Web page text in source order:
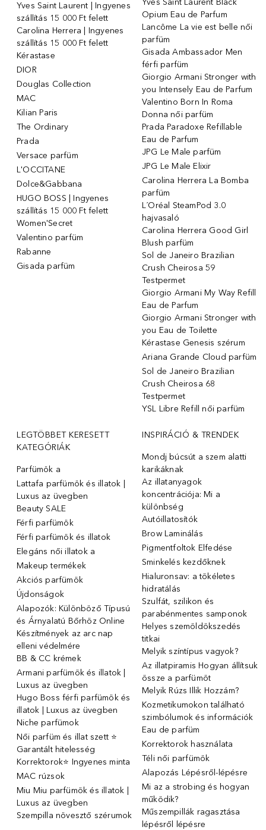
Yves Saint Laurent | Ingyenes
szállítás 15 000 Ft felett
Carolina Herrera | Ingyenes
szállítás 15 000 Ft felett
Kérastase
DIOR
Douglas Collection
MAC
Kilian Paris
The Ordinary
Prada
Versace parfüm
L'OCCITANE
Dolce&Gabbana
HUGO BOSS | Ingyenes
szállítás 15 000 Ft felett
Women'Secret
Valentino parfüm
Rabanne
Gisada parfüm
Yves Saint Laurent Black
Opium Eau de Parfum
Lancôme La vie est belle női
parfüm
Gisada Ambassador Men
férfi parfüm
Giorgio Armani Stronger with
you Intensely Eau de Parfum
Valentino Born In Roma
Donna női parfüm
Prada Paradoxe Refillable
Eau de Parfum
JPG Le Male parfüm
JPG Le Male Elixir
Carolina Herrera La Bomba
parfüm
L´Oréal SteamPod 3.0
hajvasaló
Carolina Herrera Good Girl
Blush parfüm
Sol de Janeiro Brazilian
Crush Cheirosa 59
Testpermet
Giorgio Armani My Way Refill
Eau de Parfum
Giorgio Armani Stronger with
you Eau de Toilette
Kérastase Genesis szérum
Ariana Grande Cloud parfüm
Sol de Janeiro Brazilian
Crush Cheirosa 68
Testpermet
YSL Libre Refill női parfüm
LEGTÖBBET KERESETT
KATEGÓRIÁK
Parfümök ️a
Lattafa parfümök és illatok |
Luxus az üvegben
Beauty SALE
Férfi parfümök
Férfi parfümök és illatok
Elegáns női illatok ️a
Makeup termékek
Akciós parfümök
Újdonságok
Alapozók: Különböző Típusú
és Árnyalatú Bőrhöz Online
Készítmények az arc nap
elleni védelmére
BB & CC krémek
Armani parfümök és illatok |
Luxus az üvegben
Hugo Boss férfi parfümök és
illatok | Luxus az üvegben
Niche parfümok
Női parfüm és illat szett ⭐
Garantált hitelesség
Korrektorok⭐ Ingyenes minta
MAC rúzsok
Miu Miu parfümök és illatok |
Luxus az üvegben
Szempilla növesztő szérumok
INSPIRÁCIÓ & TRENDEK
Mondj búcsút a szem alatti
karikáknak
Az illatanyagok
koncentrációja: Mi a
különbség
Autóillatosítók
Brow Laminálás
Pigmentfoltok Elfedése
Sminkelés kezdőknek
Hialuronsav: a tökéletes
hidratálás
Szulfát, szilikon és
parabénmentes samponok
Helyes szemöldökszedés
titkai
Melyik színtípus vagyok?
Az illatpiramis Hogyan állítsuk
össze a parfümöt
Melyik Rúzs Illik Hozzám?
Kozmetikumokon található
szimbólumok és információk
Eau de parfüm
Korrektorok használata
Téli női parfümök
Alapozás Lépésről-lépésre
Mi az a strobing és hogyan
működik?
Műszempillák ragasztása
lépésről lépésre